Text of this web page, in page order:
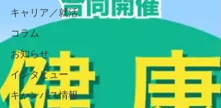
キャリア／就活
コラム
お知らせ
インタビュー
キャンパス情報